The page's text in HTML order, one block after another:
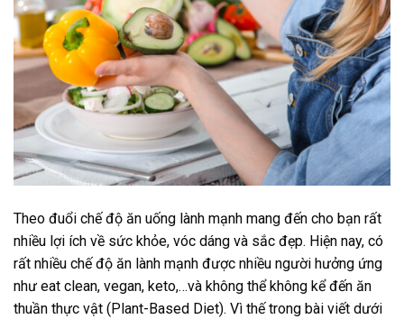
Theo đuổi chế độ ăn uống lành mạnh mang đến cho bạn rất
nhiều lợi ích về sức khỏe, vóc dáng và sắc đẹp. Hiện nay, có
rất nhiều chế độ ăn lành mạnh được nhiều người hưởng ứng
như eat clean, vegan, keto,…và không thể không kể đến ăn
thuần thực vật (Plant-Based Diet). Vì thế trong bài viết dưới